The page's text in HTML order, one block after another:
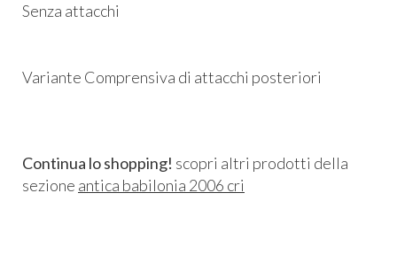
Senza attacchi
Variante Comprensiva di attacchi posteriori
Continua lo shopping! scopri altri prodotti della
sezione antica babilonia 2006 cri